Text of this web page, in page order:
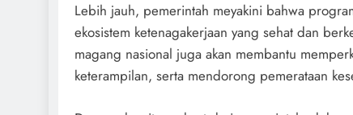
Lebih jauh, pemerintah meyakini bahwa
ekosistem ketenagakerjaan yang sehat dan
magang nasional juga akan membantu
keterampilan, serta mendorong pemerataan